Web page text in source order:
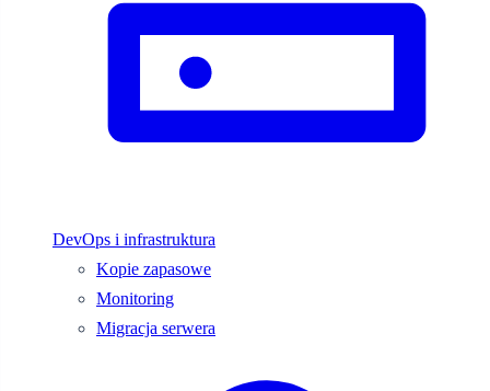
DevOps i infrastruktura
Kopie zapasowe
Monitoring
Migracja serwera